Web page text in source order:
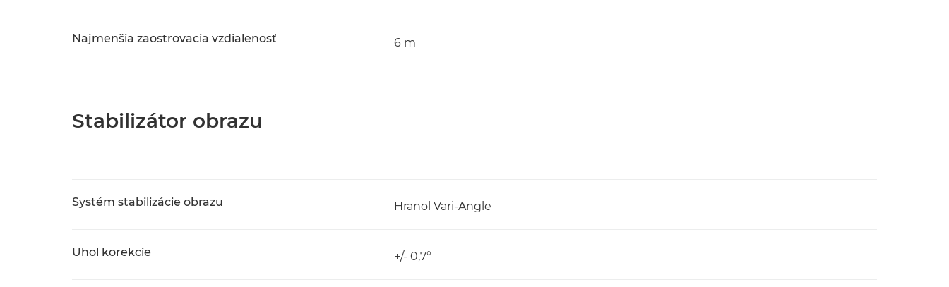
Najmenšia zaostrovacia vzdialenosť 6 m
Stabilizátor obrazu
Systém stabilizácie obrazu Hranol Vari-Angle
Uhol korekcie +/- 0,7°